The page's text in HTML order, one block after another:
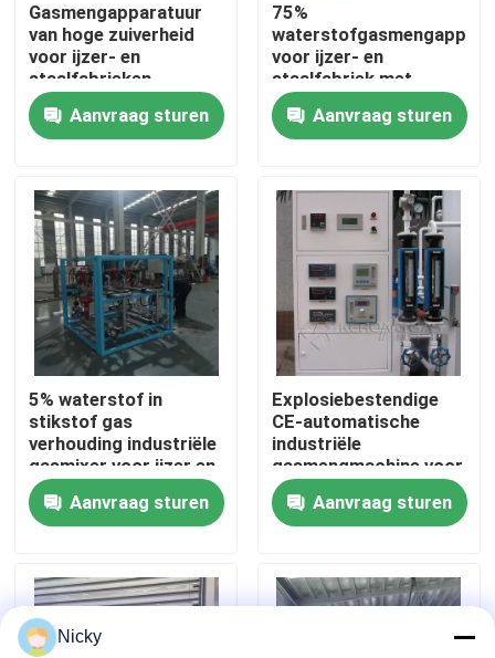
Thuis
Producten
Fabriekstocht
Kwaliteitscontrole
Neem contact met ons op
Nieuws
Vraag een offerte
PSA stikstofgasgeneratoren
De Generator van de hoge Zuiverheidsstikstof
Gasmengapparatuur
van hoge zuiverheid
voor ijzer- en
staalfabrieken
Aanvraag sturen
75%
voor ijzer- en
staalfabriek met
afstandsbediening
Aanvraag sturen
5% waterstof in
stikstof gas
verhouding industriële
gasmixer voor ijzer en
staal
Aanvraag sturen
Explosiebestendige
CE-automatische
industriële
gasmengmachine voor
gasmengapparatuur
Aanvraag sturen
Nicky